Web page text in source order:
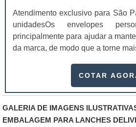
Atendimento exclusivo para São
unidadesOs envelopes
principalmente para ajudar a
da marca, de modo que a torne
empresa conseguirá se manter
preocuparam com este
totalmente útil.
disponibilizadosEnvelope
COTAR
GALERIA DE IMAGENS
EMBALAGEM PARA LANCHES